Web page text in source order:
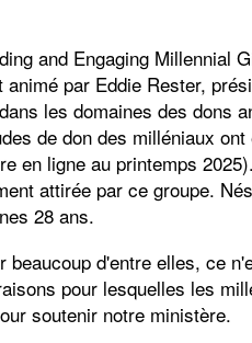
and Engaging Millennial
par Eddie Rester,
les domaines des dons
de don des milléniaux ont
en ligne au printemps
attirée par ce groupe.
28 ans.
d'entre elles, ce
pour lesquelles les
soutenir notre ministère.